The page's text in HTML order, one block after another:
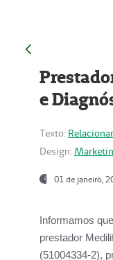
e
Texto:
Design:
01 de janeiro,
Informamos
prestador
(51004334-2),